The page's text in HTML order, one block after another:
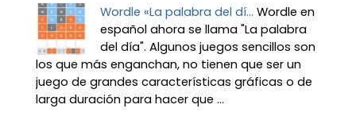
Wordle «La palabra del dí... Wordle en
español ahora se llama "La palabra
del día". Algunos juegos sencillos son
los que más enganchan, no tienen que ser un
juego de grandes características gráficas o de
larga duración para hacer que ...